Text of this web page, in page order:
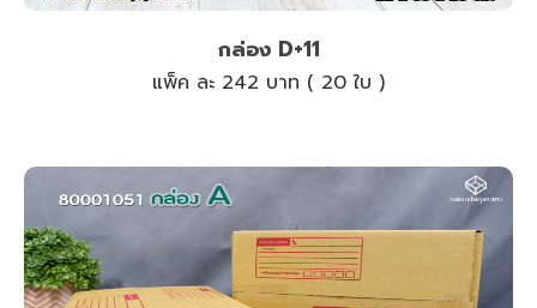
กล่อง D+11
แพ็ค ละ 242 บาท ( 20 ใบ )